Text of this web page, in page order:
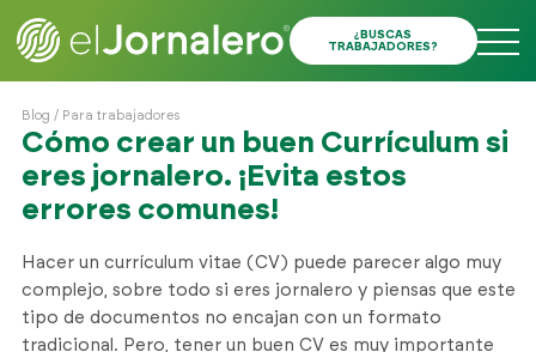
¿BUSCAS
TRABAJADORES?
Blog / Para trabajadores
Cómo crear un buen Currículum si
eres jornalero. ¡Evita estos
errores comunes!
Hacer un currículum vitae (CV) puede parecer algo muy
complejo, sobre todo si eres jornalero y piensas que este
tipo de documentos no encajan con un formato
tradicional. Pero, tener un buen CV es muy importante